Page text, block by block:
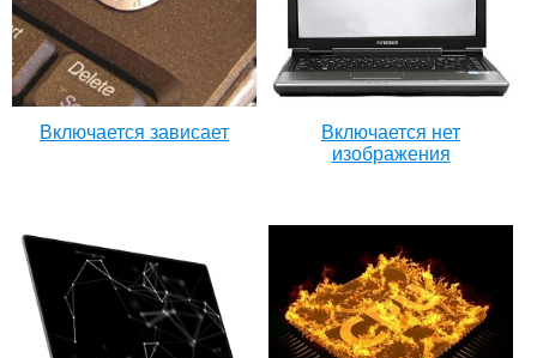
Включается зависает
Включается нет
изображения